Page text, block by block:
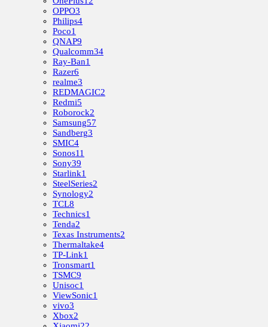
OPPO3
Philips4
Poco1
QNAP9
Qualcomm34
Ray-Ban1
Razer6
realme3
REDMAGIC2
Redmi5
Roborock2
Samsung57
Sandberg3
SMIC4
Sonos11
Sony39
Starlink1
SteelSeries2
Synology2
TCL8
Technics1
Tenda2
Texas Instruments2
Thermaltake4
TP-Link1
Tronsmart1
TSMC9
Unisoc1
ViewSonic1
vivo3
Xbox2